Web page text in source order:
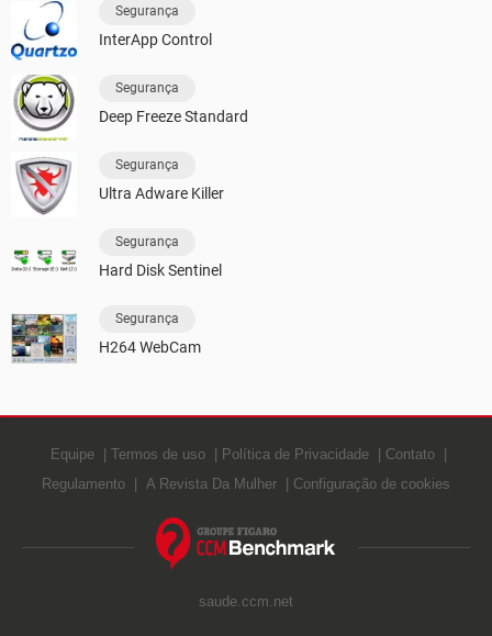
Segurança
InterApp Control
Segurança
Deep Freeze Standard
Segurança
Ultra Adware Killer
Segurança
Hard Disk Sentinel
Segurança
H264 WebCam
Equipe Termos de uso Política de Privacidade
Contato
Regulamento
A Revista Da Mulher Configuração de cookies
saude.ccm.net